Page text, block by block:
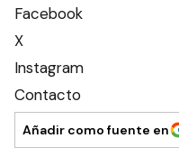
Facebook
X
Instagram
Contacto
Añadir como fuente en